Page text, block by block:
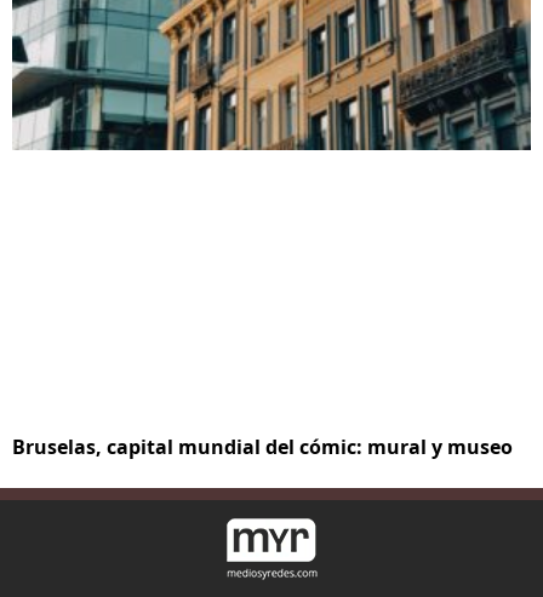
Bruselas, capital mundial del cómic: mural y museo